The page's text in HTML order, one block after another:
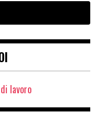
lavoro